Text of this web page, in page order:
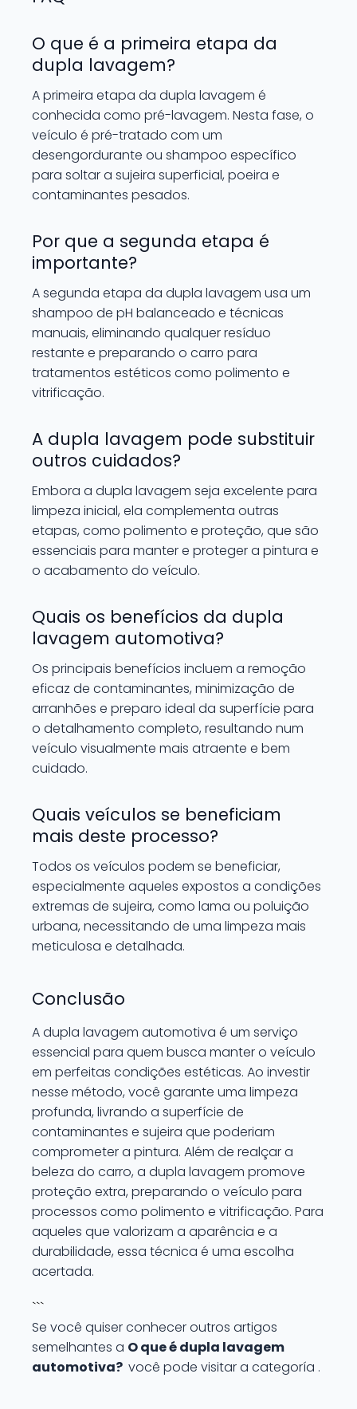
O que é a primeira etapa da
dupla lavagem?
A primeira etapa da dupla lavagem é
conhecida como pré-lavagem. Nesta fase, o
veículo é pré-tratado com um
desengordurante ou shampoo específico
para soltar a sujeira superficial, poeira e
contaminantes pesados.
Por que a segunda etapa é
importante?
A segunda etapa da dupla lavagem usa um
shampoo de pH balanceado e técnicas
manuais, eliminando qualquer resíduo
restante e preparando o carro para
tratamentos estéticos como polimento e
vitrificação.
A dupla lavagem pode substituir
outros cuidados?
Embora a dupla lavagem seja excelente para
limpeza inicial, ela complementa outras
etapas, como polimento e proteção, que são
essenciais para manter e proteger a pintura e
o acabamento do veículo.
Quais os benefícios da dupla
lavagem automotiva?
Os principais benefícios incluem a remoção
eficaz de contaminantes, minimização de
arranhões e preparo ideal da superfície para
o detalhamento completo, resultando num
veículo visualmente mais atraente e bem
cuidado.
Quais veículos se beneficiam
mais deste processo?
Todos os veículos podem se beneficiar,
especialmente aqueles expostos a condições
extremas de sujeira, como lama ou poluição
urbana, necessitando de uma limpeza mais
meticulosa e detalhada.
Conclusão
A dupla lavagem automotiva é um serviço
essencial para quem busca manter o veículo
em perfeitas condições estéticas. Ao investir
nesse método, você garante uma limpeza
profunda, livrando a superfície de
contaminantes e sujeira que poderiam
comprometer a pintura. Além de realçar a
beleza do carro, a dupla lavagem promove
proteção extra, preparando o veículo para
processos como polimento e vitrificação. Para
aqueles que valorizam a aparência e a
durabilidade, essa técnica é uma escolha
acertada.
```
Se você quiser conhecer outros artigos
semelhantes a O que é dupla lavagem
automotiva? você pode visitar a categoría .